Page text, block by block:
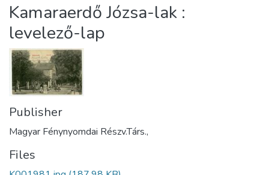
Statistics
About us
Kamaraerdő Józsa-lak :
levelező-lap
Publisher
Magyar Fénynyomdai Részv.Társ.,
Files